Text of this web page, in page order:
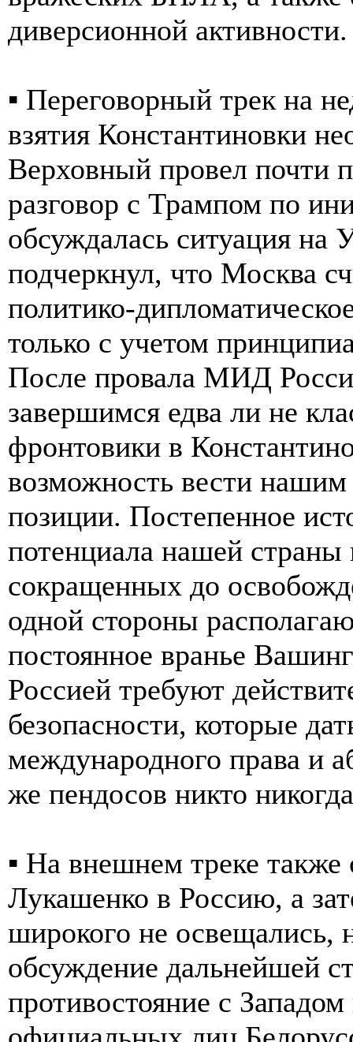
диверсионной активности.
▪️ Переговорный трек на
взятия Константиновки
Верховный провел почти
разговор с Трампом по
обсуждалась ситуация
подчеркнул, что Москва
политико-
только с учетом
После провала МИД
завершимся едва ли не
фронтовики в
возможность вести
позиции. Постепенное
потенциала нашей страны
сокращенных до
одной стороны
постоянное вранье
Россией требуют
безопасности, которые
международного права и
же пендосов никто
▪️ На внешнем треке также
Лукашенко в Россию, а
широкого не освещались,
обсуждение дальнейшей
противостояние с